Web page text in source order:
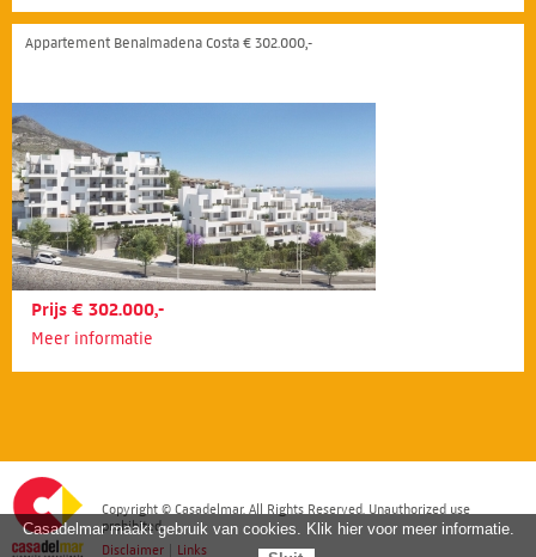
Appartement Benalmadena Costa € 302.000,-
Prijs € 302.000,-
Meer informatie
Copyright © Casadelmar. All Rights Reserved. Unauthorized use
prohibited.
Disclaimer
Links
Casadelmar maakt gebruik van cookies. Klik hier voor meer informatie.